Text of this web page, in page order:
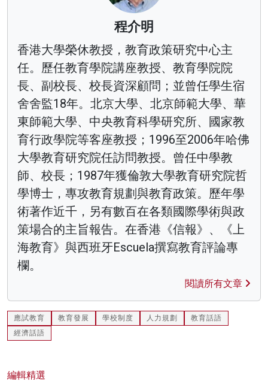
程介明
香港大學榮休教授，教育政策研究中心主
任。歷任教育學院講座教授、教育學院院
長、副校長、校長資深顧問；並曾任學生宿
舍舍監18年。北京大學、北京師範大學、華
東師範大學、中央教育科學研究所、國家教
育行政學院等客座教授；1996至2006年哈佛
大學教育研究院任訪問教授。曾任中學教
師、校長；1987年獲倫敦大學教育研究院哲
學博士，專攻教育規劃與教育政策。歷年學
術著作近千，另有數百在各類國際學術與政
策場合的主旨報告。在香港《信報》、《上
海教育》與西班牙Escuela撰寫教育評論專
欄。
閱讀所有文章
應試教育 教育發展 學校制度 人力規劃
教育話語
經濟話語
編輯精選